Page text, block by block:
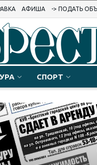
АФИША -> ПОДАТЬ
СПОРТ